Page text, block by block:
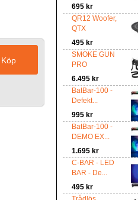
695 kr
QR12 Woofer,
QTX
495 kr
SMOKE GUN
PRO
6.495 kr
BatBar-100 -
Defekt...
995 kr
BatBar-100 -
DEMO EX...
1.695 kr
C-BAR - LED
BAR - De...
495 kr
Köp